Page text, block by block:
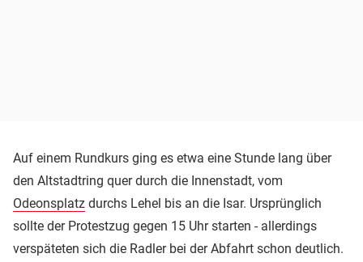
Auf einem Rundkurs ging es etwa eine Stunde lang über
den Altstadtring quer durch die Innenstadt, vom
Odeonsplatz durchs Lehel bis an die Isar. Ursprünglich
sollte der Protestzug gegen 15 Uhr starten - allerdings
verspäteten sich die Radler bei der Abfahrt schon deutlich.